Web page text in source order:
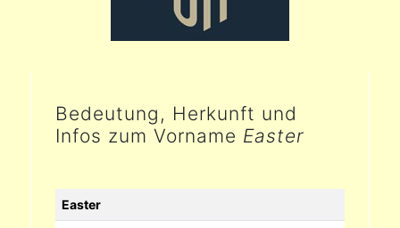
Bedeutung, Herkunft und
Infos zum Vorname Easter
Easter